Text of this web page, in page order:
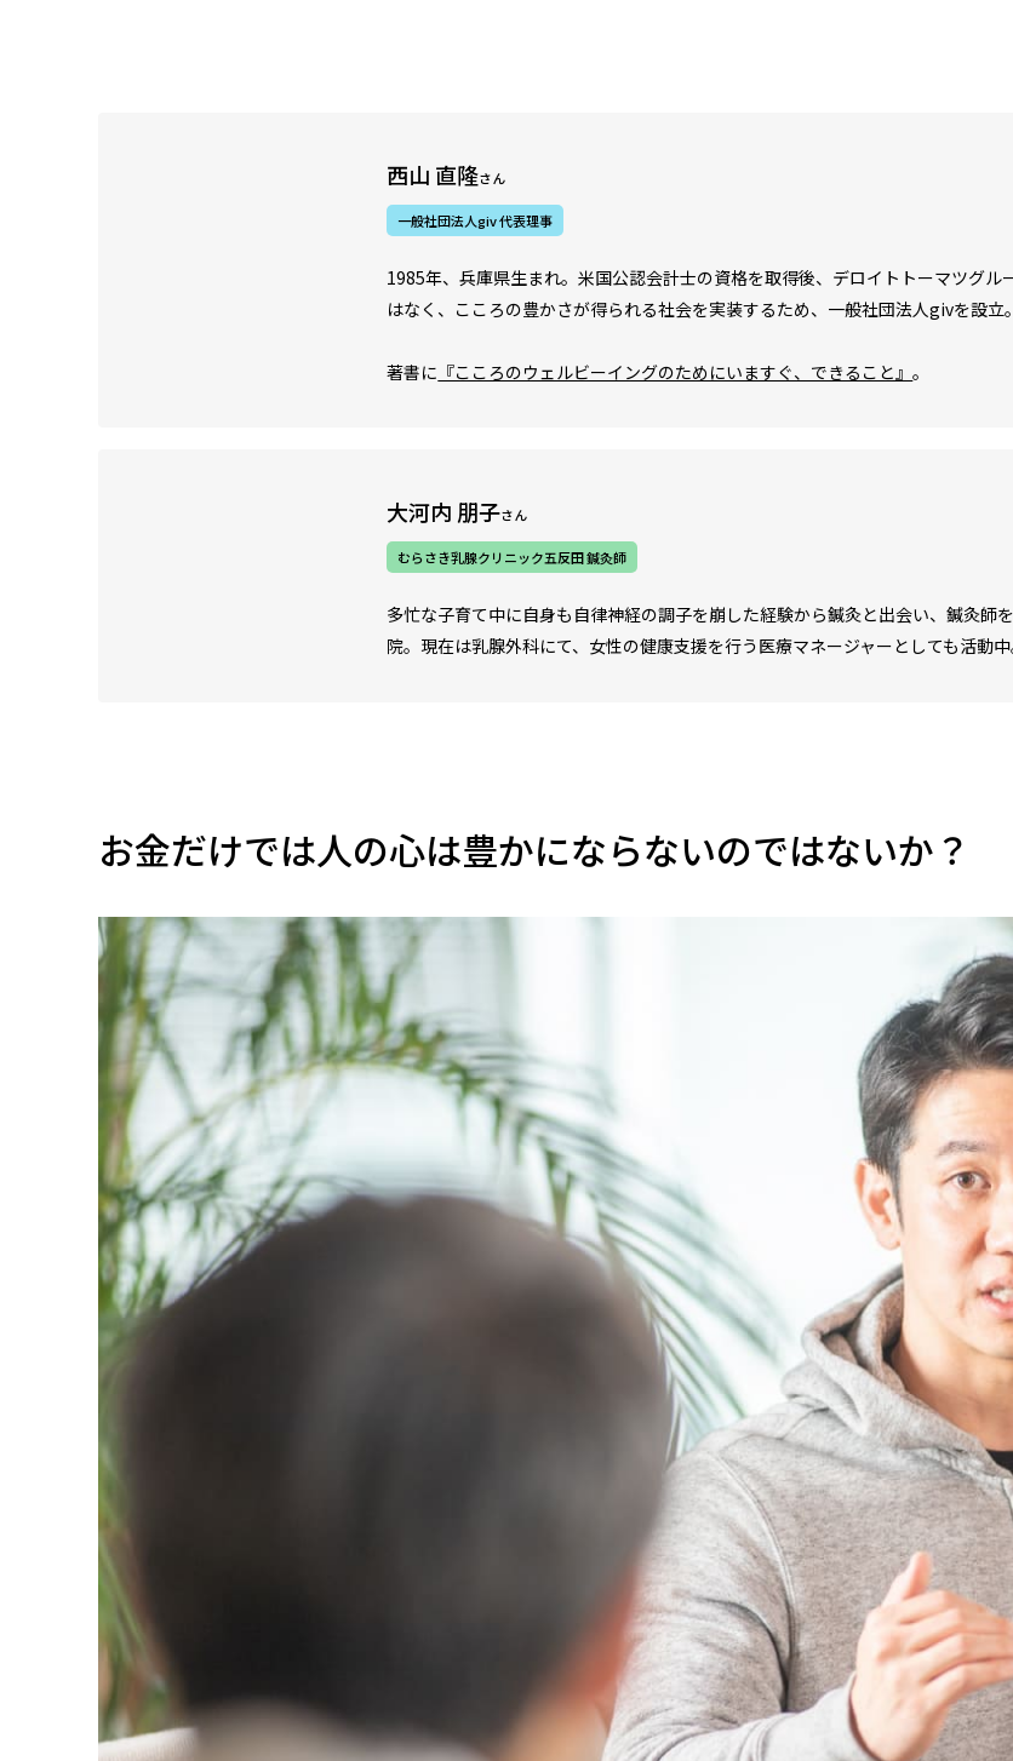
お金だけでは人の心は豊かにならないのではないか？
西山 直隆さん
一般社団法人giv 代表理事
1985年、兵庫県生まれ。米国公認会計士の資格を取得後、デロイトトーマツグ
はなく、こころの豊かさが得られる社会を実装するため、一般社団法人givを設立。
著書に 『こころのウェルビーイングのためにいますぐ、できること』。
大河内 朋子さん
むらさき乳腺クリニック五反田 鍼灸師
多忙な子育て中に自身も自律神経の調子を崩した経験から鍼灸と出会い、鍼灸師
院。現在は乳腺外科にて、女性の健康支援を行う医療マネージャーとしても活動中